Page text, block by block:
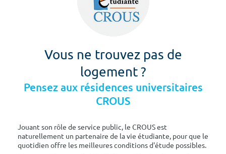
Vous ne trouvez pas de
logement ?
Pensez aux résidences universitaires
CROUS
Jouant son rôle de service public, le CROUS est
naturellement un partenaire de la vie étudiante, pour que le
quotidien offre les meilleures conditions d'étude possibles.